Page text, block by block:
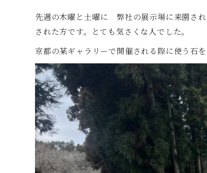
先週の木曜と土曜に 弊社の展示場に来園さ
された方です。とても気さくな人でした。
京都の某ギャラリーで開催される際に使う石を